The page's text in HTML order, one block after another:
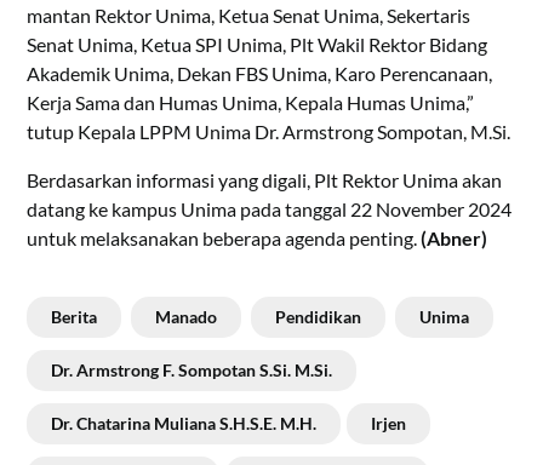
mantan Rektor Unima, Ketua Senat Unima, Sekertaris
Senat Unima, Ketua SPI Unima, Plt Wakil Rektor Bidang
Akademik Unima, Dekan FBS Unima, Karo Perencanaan,
Kerja Sama dan Humas Unima, Kepala Humas Unima,”
tutup Kepala LPPM Unima Dr. Armstrong Sompotan, M.Si.
Berdasarkan informasi yang digali, Plt Rektor Unima akan
datang ke kampus Unima pada tanggal 22 November 2024
untuk melaksanakan beberapa agenda penting.(Abner)
Berita Manado Pendidikan Unima
Dr. Armstrong F. Sompotan S.Si. M.Si.
Dr. Chatarina Muliana S.H.S.E. M.H. Irjen